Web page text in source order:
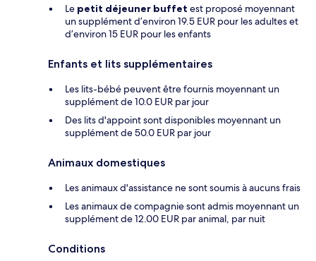
Le petit déjeuner buffet est proposé moyennant
un supplément d’environ 19.5 EUR pour les adultes et
d’environ 15 EUR pour les enfants
Enfants et lits supplémentaires
Les lits-bébé peuvent être fournis moyennant un
supplément de 10.0 EUR par jour
Des lits d'appoint sont disponibles moyennant un
supplément de 50.0 EUR par jour
Animaux domestiques
Les animaux d'assistance ne sont soumis à aucuns frais
Les animaux de compagnie sont admis moyennant un
supplément de 12.00 EUR par animal, par nuit
Conditions